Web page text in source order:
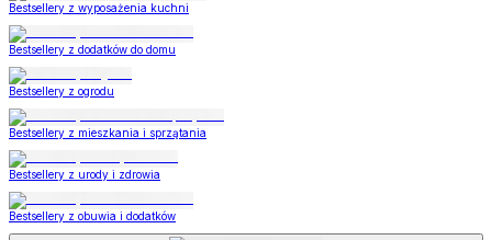
Bestsellery z wyposażenia kuchni
Bestsellery z dodatków do domu
Bestsellery z ogrodu
Bestsellery z mieszkania i sprzątania
Bestsellery z urody i zdrowia
Bestsellery z obuwia i dodatków